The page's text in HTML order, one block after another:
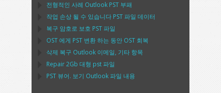
전형적인 사례 Outlook PST 부패
작업 손상 될 수 있습니다 PST파일 데이터
복구 암호로 보호 PST파일
OST에게 PST 변환 하는 동안 OST 회복
삭제 복구 Outlook 이메일, 기타 항목
Repair2Gb 대형 pst파일
PST 뷰어. 보기 Outlook파일 내용